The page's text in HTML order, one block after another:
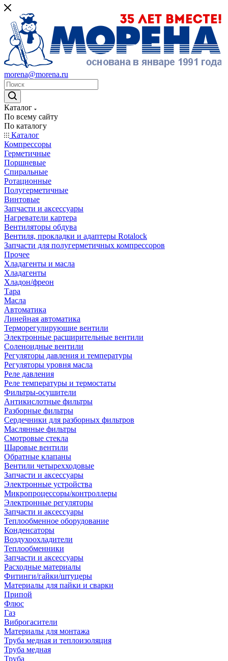
morena@morena.ru
Каталог
По всему сайту
По каталогу
Каталог
Компрессоры
Герметичные
Поршневые
Спиральные
Ротационные
Полугерметичные
Винтовые
Запчасти и аксессуары
Нагреватели картера
Вентиляторы обдува
Вентиля, прокладки и адаптеры Rotalock
Запчасти для полугерметичных компрессоров
Прочее
Хладагенты и масла
Хладагенты
Хладон/фреон
Тара
Масла
Автоматика
Линейная автоматика
Терморегулирующие вентили
Электронные расширительные вентили
Соленоидные вентили
Регуляторы давления и температуры
Регуляторы уровня масла
Реле давления
Реле температуры и термостаты
Фильтры-осушители
Антикислотные фильтры
Разборные фильтры
Сердечники для разборных фильтров
Маслянные фильтры
Смотровые стекла
Шаровые вентили
Обратные клапаны
Вентили четырехходовые
Запчасти и аксессуары
Электронные устройства
Микропроцессоры/контроллеры
Электронные регуляторы
Запчасти и аксессуары
Теплообменное оборудование
Конденсаторы
Воздухоохладители
Теплообменники
Запчасти и аксессуары
Расходные материалы
Фитинги/гайки/штуцеры
Материалы для пайки и сварки
Припой
Флюс
Газ
Виброгасители
Материалы для монтажа
Труба медная и теплоизоляция
Труба медная
Труба